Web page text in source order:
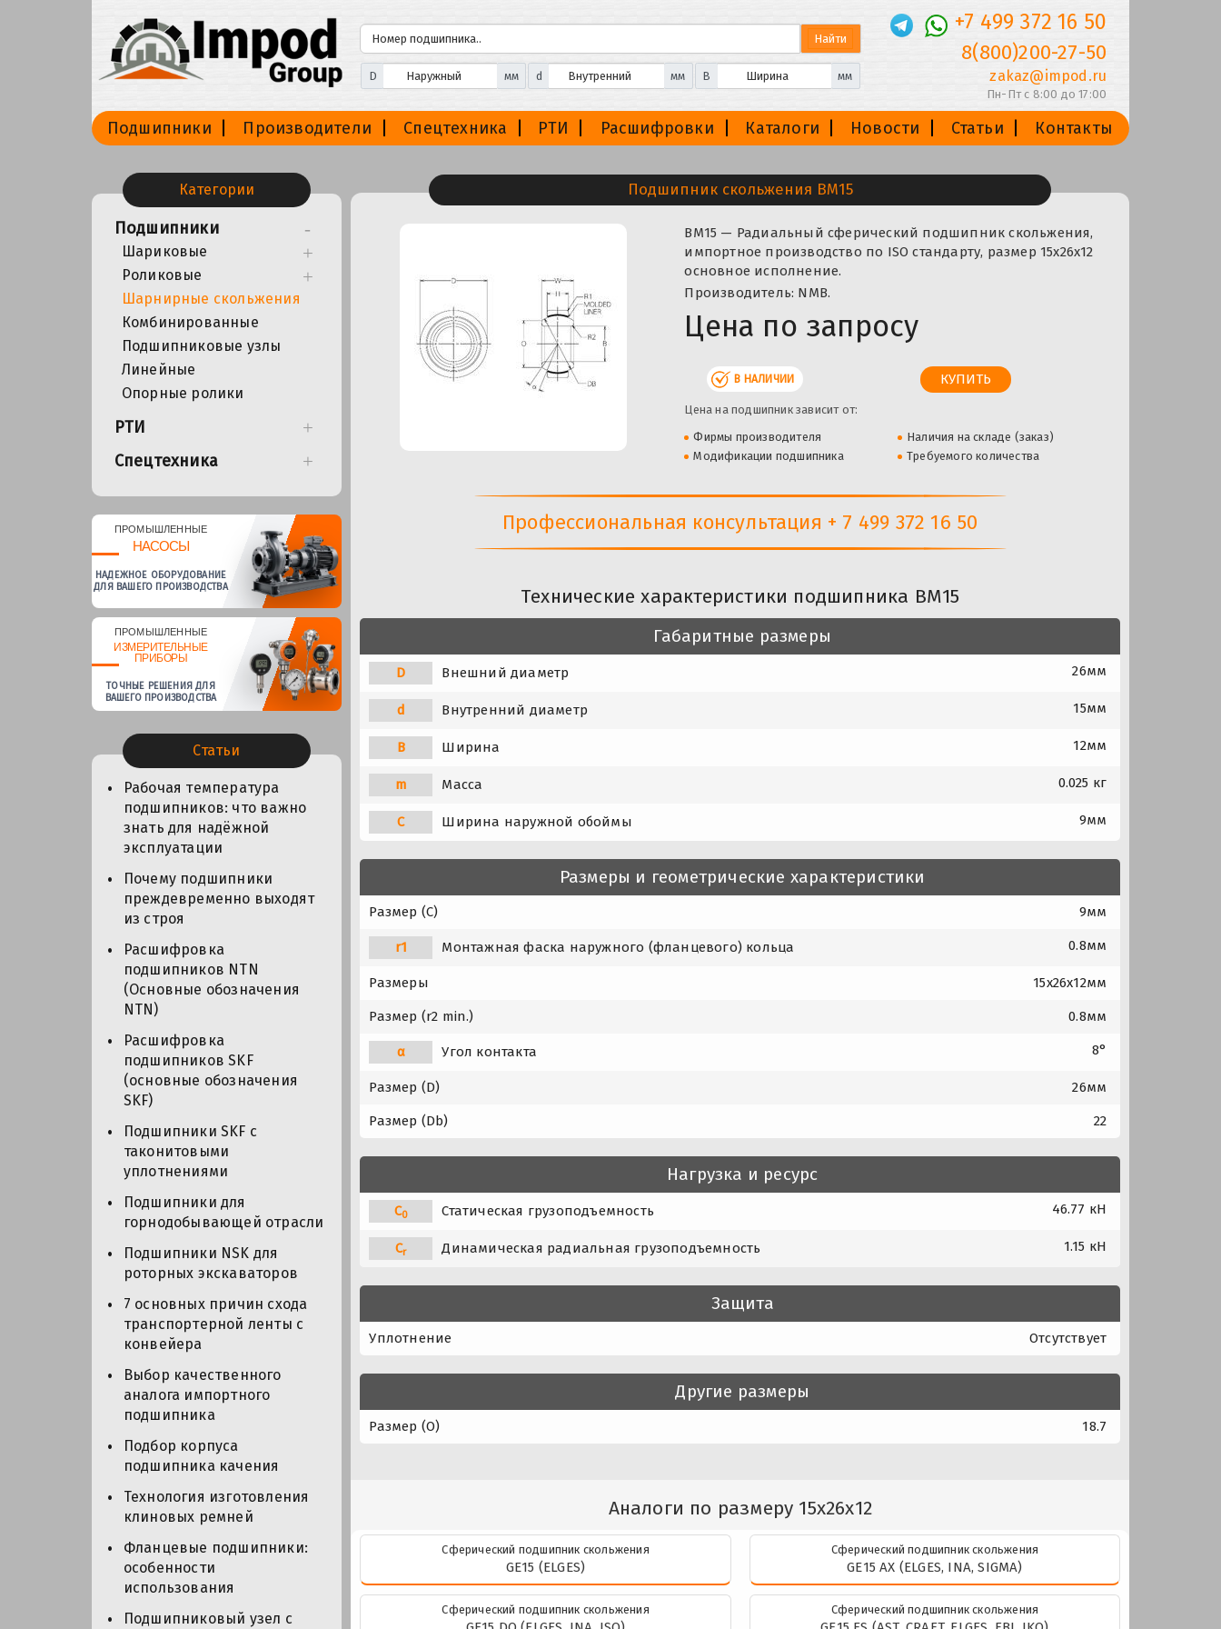
D мм d мм B мм
+7 499 372 16 50
8(800)200-27-50
zakaz@impod.ru
Пн-Пт с 8:00 до 17:00
Подшипники Производители Спецтехника РТИ Расшифровки Каталоги Новости Статьи Контакты
Категории
Подшипники
Шариковые
Роликовые
Шарнирные скольжения
Комбинированные
Подшипниковые узлы
Линейные
Опорные ролики
РТИ
Спецтехника
ПРОМЫШЛЕННЫЕ
НАСОСЫ
НАДЕЖНОЕ ОБОРУДОВАНИЕ
ДЛЯ ВАШЕГО ПРОИЗВОДСТВА
ПРОМЫШЛЕННЫЕ
ИЗМЕРИТЕЛЬНЫЕ
ПРИБОРЫ
ТОЧНЫЕ РЕШЕНИЯ ДЛЯ
ВАШЕГО ПРОИЗВОДСТВА
Статьи
Рабочая температура
подшипников: что важно
знать для надёжной
эксплуатации
Почему подшипники
преждевременно выходят
из строя
Расшифровка
подшипников NTN
(Основные обозначения
NTN)
Расшифровка
подшипников SKF
(основные обозначения
SKF)
Подшипники SKF с
таконитовыми
уплотнениями
Подшипники для
горнодобывающей отрасли
Подшипники NSK для
роторных экскаваторов
7 основных причин схода
транспортерной ленты с
конвейера
Выбор качественного
аналога импортного
подшипника
Подбор корпуса
подшипника качения
Технология изготовления
клиновых ремней
Фланцевые подшипники:
особенности
использования
Подшипниковый узел с
Подшипник скольжения BM15
BM15 — Радиальный сферический подшипник скольжения,
импортное производство по ISO стандарту, размер 15x26x12
основное исполнение.
Производитель: NMB.
Цена по запросу
В НАЛИЧИИ
Цена на подшипник зависит от:
Фирмы производителя
Наличия на складе (заказ)
Модификации подшипника
Требуемого количества
Профессиональная консультация + 7 499 372 16 50
Технические характеристики подшипника BM15
Габаритные размеры
D Внешний диаметр 26мм
d Внутренний диаметр 15мм
B Ширина 12мм
m Масса 0.025 кг
C Ширина наружной обоймы 9мм
Размеры и геометрические характеристики
Размер (C) 9мм
r1 Монтажная фаска наружного (фланцевого) кольца 0.8мм
Размеры 15x26x12мм
Размер (r2 min.) 0.8мм
α Угол контакта 8°
Размер (D) 26мм
Размер (Db) 22
Нагрузка и ресурс
C0 Статическая грузоподъемность 46.77 кН
Cr Динамическая радиальная грузоподъемность 1.15 кН
Защита
Уплотнение Отсутствует
Другие размеры
Размер (O) 18.7
Аналоги по размеру 15x26x12
Сферический подшипник скольжения
GE15 (ELGES)
Сферический подшипник скольжения
GE15 AX (ELGES, INA, SIGMA)
Сферический подшипник скольжения Сферический подшипник скольжения